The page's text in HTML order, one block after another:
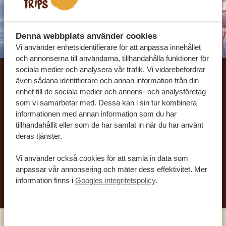
Denna webbplats använder cookies
Vi använder enhetsidentifierare för att anpassa innehållet
och annonserna till användarna, tillhandahålla funktioner för
sociala medier och analysera vår trafik. Vi vidarebefordrar
även sådana identifierare och annan information från din
enhet till de sociala medier och annons- och analysföretag
som vi samarbetar med. Dessa kan i sin tur kombinera
informationen med annan information som du har
tillhandahållit eller som de har samlat in när du har använt
deras tjänster.
Vi använder också cookies för att samla in data som
anpassar vår annonsering och mäter dess effektivitet. Mer
information finns i Googles integritetspolicy.
Låt oss skräddarsy din
drömresa
FÅ ETT KOSTNADSFRITT RESEFÖRSLAG
BÖRJA PLANERA DIN DRÖMRESA